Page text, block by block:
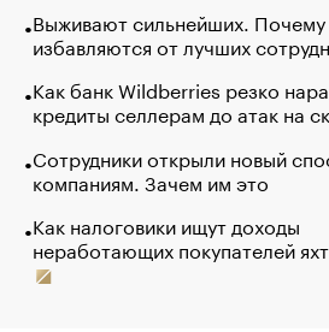
Выживают сильнейших.
избавляются от лучших
Как банк Wildberries резко
кредиты селлерам до атак на
Сотрудники открыли новый
компаниям. Зачем им это
Как налоговики ищут доходы
неработающих покупателей